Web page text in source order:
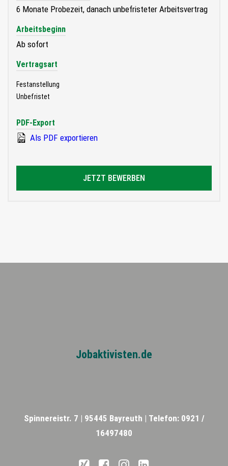
6 Monate Probezeit, danach unbefristeter Arbeitsvertrag
Arbeitsbeginn
Ab sofort
Vertragsart
Festanstellung
Unbefristet
PDF-Export
Als PDF exportieren
JETZT BEWERBEN
Jobaktivisten.de
Spinnereistr. 7 | 95445 Bayreuth | Telefon: 0921 /
16497480